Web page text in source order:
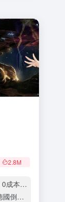
2.8M
成功教程
的隱藏成本全曝光